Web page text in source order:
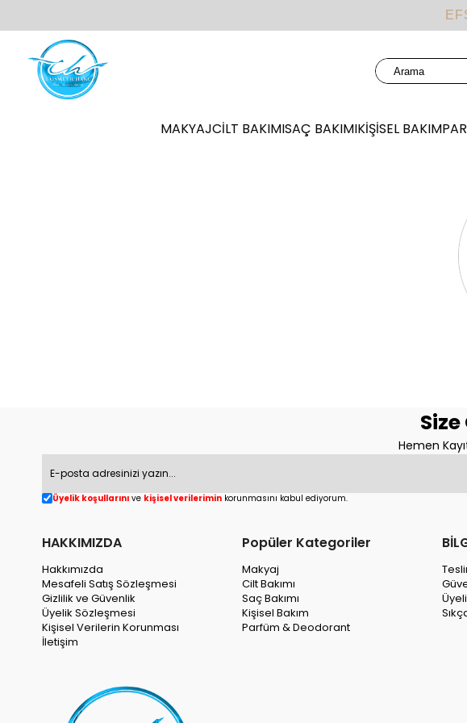
MAKYAJCİLT BAKIMISAÇ BAKIMIKİŞİSEL BAKIM
Hemen
Üyelik koşullarını ve kişisel verilerimin korunmasını kabul ediyorum.
HAKKIMIZDA
Hakkımızda
Mesafeli Satış Sözleşmesi
Gizlilik ve Güvenlik
Üyelik Sözleşmesi
Kişisel Verilerin Korunması
İletişim
Popüler Kategoriler
Makyaj
Cilt Bakımı
Saç Bakımı
Kişisel Bakım
Parfüm & Deodorant